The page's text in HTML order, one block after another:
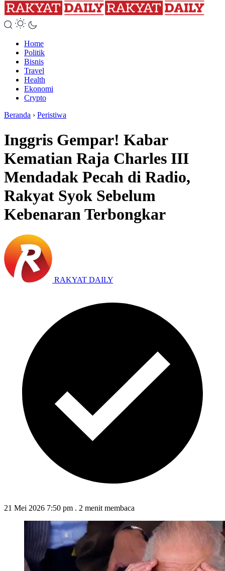
Home
Politik
Bisnis
Travel
Health
Ekonomi
Crypto
Beranda › Peristiwa
Inggris Gempar! Kabar
Kematian Raja Charles III
Mendadak Pecah di Radio,
Rakyat Syok Sebelum
Kebenaran Terbongkar
RAKYAT DAILY
21 Mei 2026 7:50 pm . 2 menit membaca